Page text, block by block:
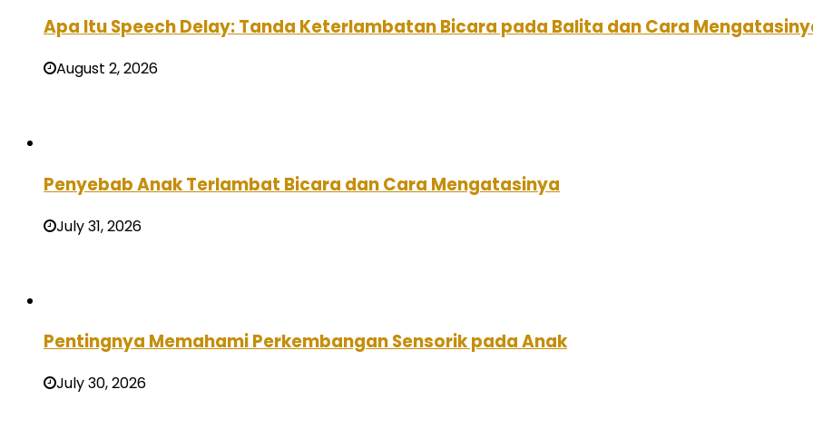
Apa Itu Speech Delay: Tanda Keterlambatan Bicara pada Balita dan Cara
August 2, 2026
Penyebab Anak Terlambat Bicara dan Cara Mengatasinya
July 31, 2026
Pentingnya Memahami Perkembangan Sensorik pada Anak
July 30, 2026